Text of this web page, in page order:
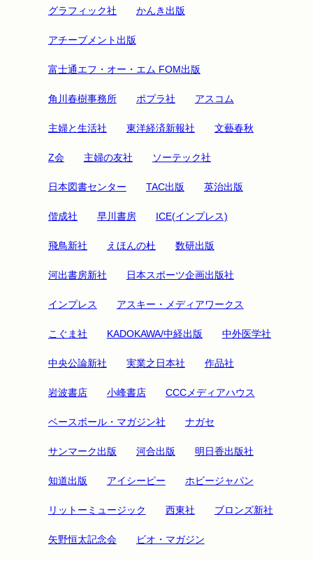
グラフィック社 かんき出版
アチーブメント出版
富士通エフ・オー・エム FOM出版
角川春樹事務所 ポプラ社 アスコム
主婦と生活社 東洋経済新報社 文藝春秋
Z会 主婦の友社 ソーテック社
日本図書センター TAC出版 英治出版
偕成社 早川書房 ICE(インプレス)
飛鳥新社 えほんの杜 数研出版
河出書房新社 日本スポーツ企画出版社
インプレス アスキー・メディアワークス
こぐま社 KADOKAWA/中経出版 中外医学社
中央公論新社 実業之日本社 作品社
岩波書店 小峰書店 CCCメディアハウス
ベースボール・マガジン社 ナガセ
サンマーク出版 河合出版 明日香出版社
知道出版 アイシーピー ホビージャパン
リットーミュージック 西東社 ブロンズ新社
矢野恒太記念会 ビオ・マガジン